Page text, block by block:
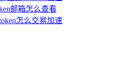
邮箱怎么查看
怎么交易加速